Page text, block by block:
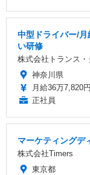
中型ドライバー/
い研修
株式会社トランス
神奈川県
月給36万7,820
正社員
マーケティングデ
株式会社Timers
東京都